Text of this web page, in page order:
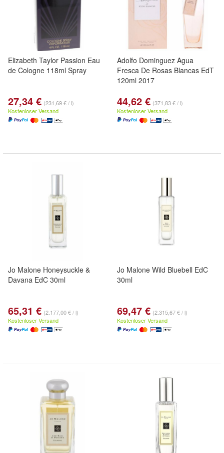
Elizabeth Taylor Passion Eau
de Cologne 118ml Spray
27,34 € (231,69 € / l)
Kostenloser Versand
Adolfo Dominguez Agua
Fresca De Rosas Blancas EdT
120ml 2017
44,62 € (371,83 € / l)
Kostenloser Versand
Jo Malone Honeysuckle &
Davana EdC 30ml
65,31 € (2.177,00 € / l)
Kostenloser Versand
Jo Malone Wild Bluebell EdC
30ml
69,47 € (2.315,67 € / l)
Kostenloser Versand